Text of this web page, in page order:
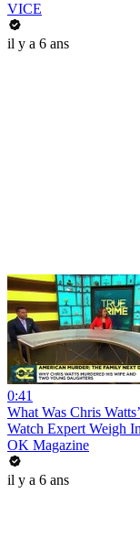
VICE
il y a 6 ans
0:41
What Was Chris
Watch Expert Weigh In
OK Magazine
il y a 6 ans